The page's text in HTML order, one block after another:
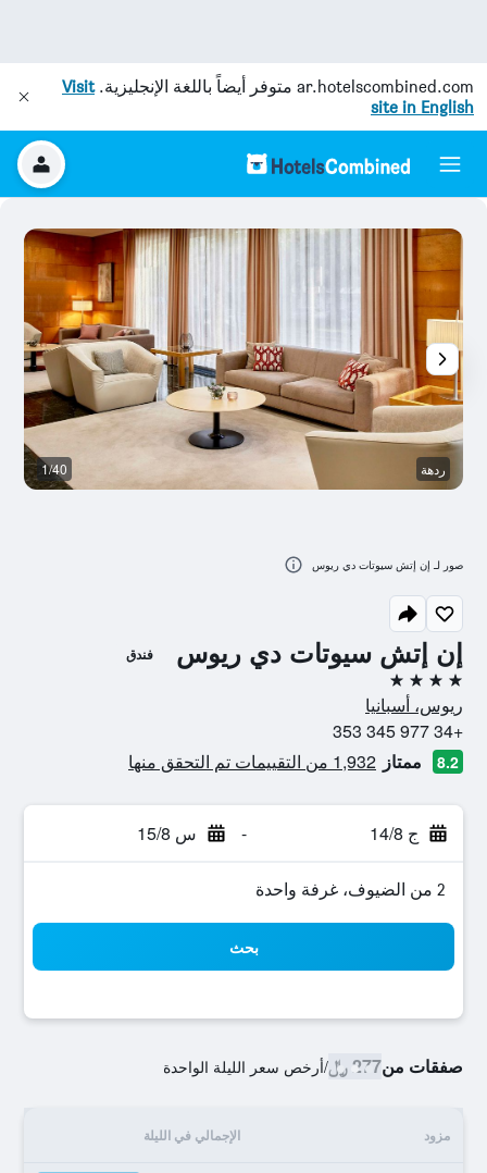
ar.hotelscombined.com متوفر أيضاً باللغة الإنجليزية.Visit
site in English
إن إتش سيوتات دي ريوس فندق
4 نجوم
ريوس، أسبانيا
+34 977 345 353
8.2 ممتاز 1,932 من التقييمات تم التحقق منها
ج 14/8 - س 15/8
2 من الضيوف، غرفة واحدة
بحث
صفقات من277 ﷼ /أرخص سعر الليلة الواحدة
مزود الإجمالي في الليلة
ردهة 1/40
صور لـ إن إتش سيوتات دي ريوس